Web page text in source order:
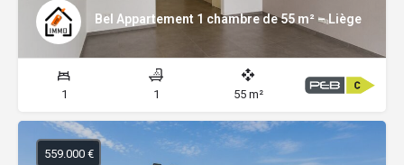
Bel Appartement 1 chambre de 55 m² – Liège
1 1 55 m²
559.000 €